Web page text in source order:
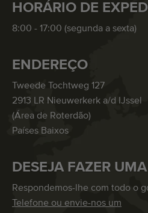
HORÁRIO DE
8:00 - 17:00 (segunda a sexta)
ENDEREÇO
Tweede Tochtweg 127
2913 LR Nieuwerkerk a/d IJssel
(Área de Roterdão)
Países Baixos
DESEJA FAZER
Respondemos-lhe com todo o
Telefone ou envie-nos um